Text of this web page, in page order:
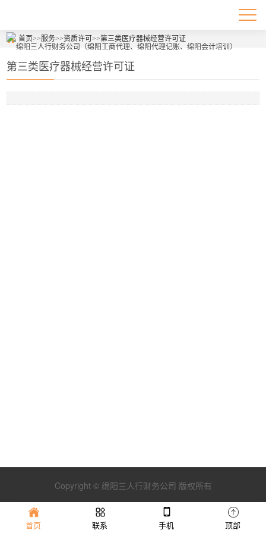
首页>>服务>>资质许可>>第三类医疗器械经营许可证
第三类医疗器械经营许可证
Copyright © 绵阳三人行财务公司 版权所有
首页 联系 手机 顶部